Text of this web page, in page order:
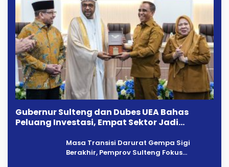
Gubernur Sulteng dan Dubes UEA Bahas
Peluang Investasi, Empat Sektor Jadi
Masa Transisi Darurat Gempa Sigi
Berakhir, Pemprov Sulteng Fokus